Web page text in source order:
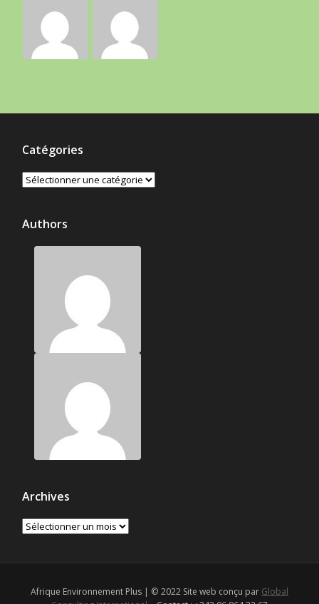
Catégories
Catégories
Authors
Archives
Archives
Afrique Environnement Plus | © 2022 Site web conçu par Global